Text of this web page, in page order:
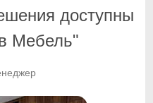
доступны
Мебель"